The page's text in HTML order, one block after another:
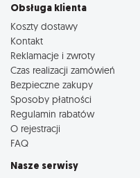
Obsługa klienta
Koszty dostawy
Kontakt
Reklamacje i zwroty
Czas realizacji zamówień
Bezpieczne zakupy
Sposoby płatności
Regulamin rabatów
O rejestracji
FAQ
Nasze serwisy